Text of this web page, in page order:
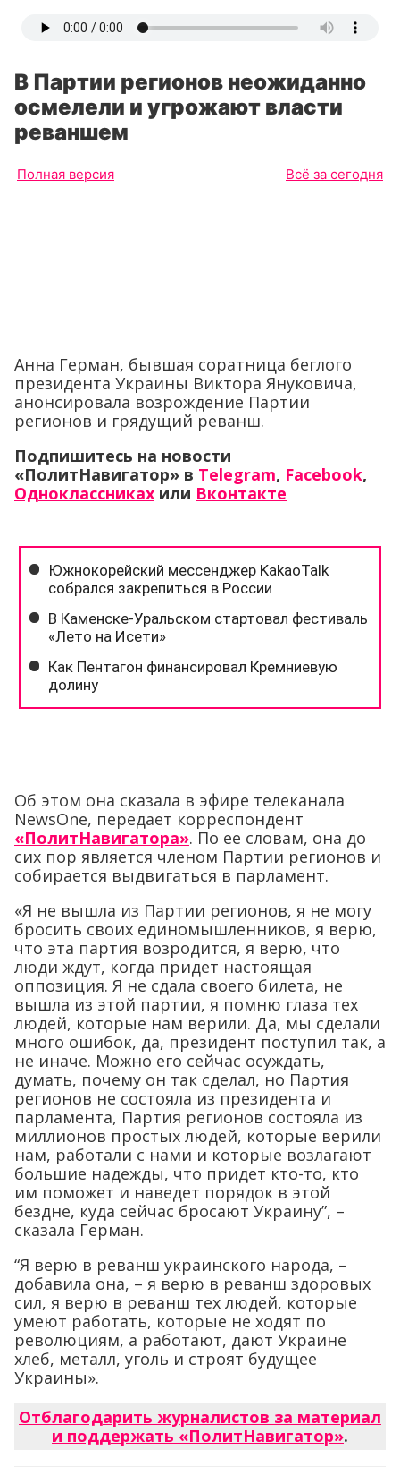
В Партии регионов неожиданно
осмелели и угрожают власти
реваншем
Полная версия Всё за сегодня
Анна Герман, бывшая соратница беглого
президента Украины Виктора Януковича,
анонсировала возрождение Партии
регионов и грядущий реванш.
Подпишитесь на новости
«ПолитНавигатор» в Telegram, Facebook,
Одноклассниках или Вконтакте
Об этом она сказала в эфире телеканала
NewsOne, передает корреспондент
«ПолитНавигатора». По ее словам, она до
сих пор является членом Партии регионов и
собирается выдвигаться в парламент.
«Я не вышла из Партии регионов, я не могу
бросить своих единомышленников, я верю,
что эта партия возродится, я верю, что
люди ждут, когда придет настоящая
оппозиция. Я не сдала своего билета, не
вышла из этой партии, я помню глаза тех
людей, которые нам верили. Да, мы сделали
много ошибок, да, президент поступил так, а
не иначе. Можно его сейчас осуждать,
думать, почему он так сделал, но Партия
регионов не состояла из президента и
парламента, Партия регионов состояла из
миллионов простых людей, которые верили
нам, работали с нами и которые возлагают
большие надежды, что придет кто-то, кто
им поможет и наведет порядок в этой
бездне, куда сейчас бросают Украину”, –
сказала Герман.
“Я верю в реванш украинского народа, –
добавила она, – я верю в реванш здоровых
сил, я верю в реванш тех людей, которые
умеют работать, которые не ходят по
революциям, а работают, дают Украине
хлеб, металл, уголь и строят будущее
Украины».
Отблагодарить журналистов за материал
и поддержать «ПолитНавигатор».